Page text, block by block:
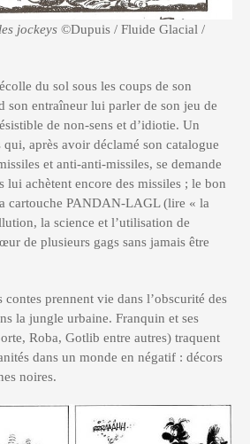
jockeys ©Dupuis / Fluide Glacial /
du sol sous les coups de son
son entraîneur lui parler de son jeu de
de non-sens et d’idiotie. Un
qui, après avoir déclamé son catalogue
et anti-anti-missiles, se demande
lui achètent encore des missiles ; le bon
cartouche PANDAN-LAGL (lire « la
la science et l’utilisation de
de plusieurs gags sans jamais être
contes prennent vie dans l’obscurité des
la jungle urbaine. Franquin et ses
Roba, Gotlib entre autres) traquent
dans un monde en négatif : décors
noires.